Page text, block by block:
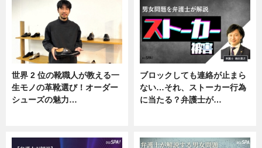
世界 2 位の靴職人が教える一
生モノの革靴選び！オーダー
シューズの魅力…
ブロックしても連絡が止まら
ない…それ、ストーカー行為
に当たる？弁護士が…